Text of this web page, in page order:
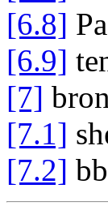
[6.8]
[6.9]
[7]
[7.1]
[7.2]